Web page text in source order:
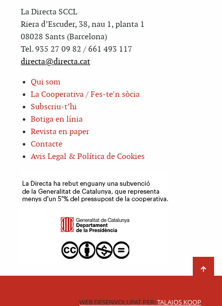
La Directa SCCL
Riera d’Escuder, 38, nau 1, planta 1
08028 Sants (Barcelona)
Tel. 935 27 09 82 / 661 493 117
directa@directa.cat
Qui som
La Cooperativa / Fes-te’n sòcia
Subscriu-t’hi
Botiga en línia
Revista en paper
Contacte
Avis Legal & Política de Cookies
WEB DESENVOLUPAT PER:TALAIOS KOOP